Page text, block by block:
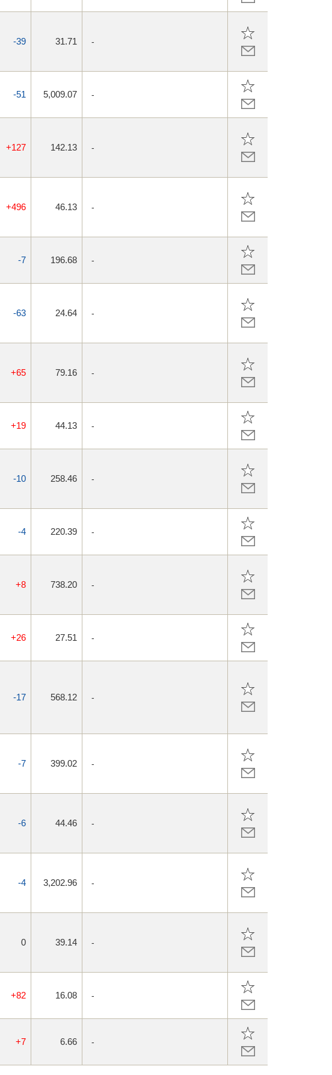
-39 31.71 -
-51 5,009.07 -
+127 142.13 -
+496 46.13 -
-7 196.68 -
-63 24.64 -
+65 79.16 -
+19 44.13 -
-10 258.46 -
-4 220.39 -
+8 738.20 -
+26 27.51 -
-17 568.12 -
-7 399.02 -
-6 44.46 -
-4 3,202.96 -
0 39.14 -
+82 16.08 -
+7 6.66 -